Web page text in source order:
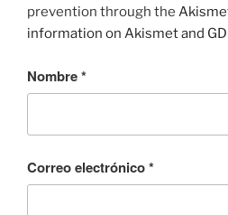
prevention through the
information on Akismet and
Nombre*
Correo electrónico*